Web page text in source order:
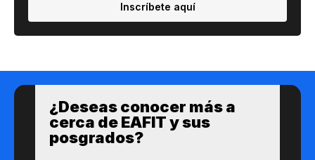
Inscríbete aquí
¿Des​eas​ ​​conocer m​​ás a​
cerca de ​EAFIT y sus ​
posgrados?​